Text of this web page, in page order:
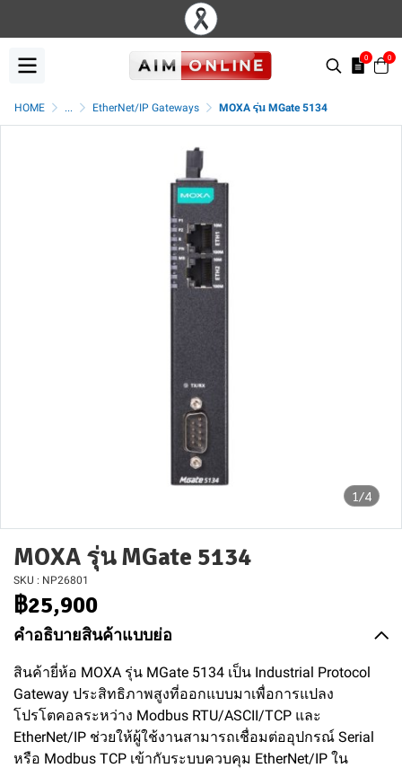
0 0
HOME ... EtherNet/IP Gateways MOXA รุ่น MGate 5134
1/4
MOXA รุ่น MGate 5134
SKU : NP26801
฿25,900
คำอธิบายสินค้าแบบย่อ
สินค้ายี่ห้อ MOXA รุ่น MGate 5134 เป็น Industrial Protocol
Gateway ประสิทธิภาพสูงที่ออกแบบมาเพื่อการแปลง
โปรโตคอลระหว่าง Modbus RTU/ASCII/TCP และ
EtherNet/IP ช่วยให้ผู้ใช้งานสามารถเชื่อมต่ออุปกรณ์ Serial
หรือ Modbus TCP เข้ากับระบบควบคุม EtherNet/IP ใน